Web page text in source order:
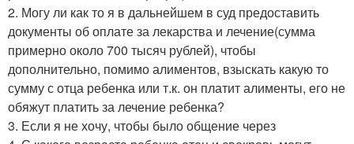
2. Могу ли как то я в дальнейшем в суд предоставить
документы об оплате за лекарства и лечение(сумма
примерно около 700 тысяч рублей), чтобы
дополнительно, помимо алиментов, взыскать какую то
сумму с отца ребенка или т.к. он платит алименты, его не
обяжут платить за лечение ребенка?
3. Если я не хочу, чтобы было общение через